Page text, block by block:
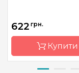
622 грн.
Купити